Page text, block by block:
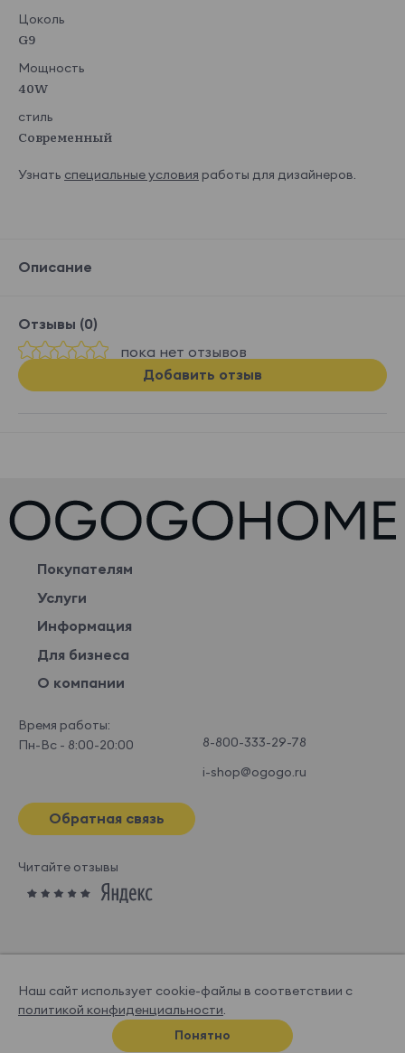
Цоколь
G9
Мощность
40W
стиль
Современный
Узнать специальные условия работы для дизайнеров.
Описание
Отзывы (0)
пока нет отзывов
Добавить отзыв
Покупателям
Услуги
Информация
Для бизнеса
О компании
Время работы:
Пн-Вс - 8:00-20:00
8-800-333-29-78
i-shop@ogogo.ru
Обратная связь
Читайте отзывы
© OGOGOHOME, 2026
Спроектировано и нарисовано вСупрематике
Наш сайт использует cookie-файлы в соответствии с
политикой конфиденциальности.
Понятно